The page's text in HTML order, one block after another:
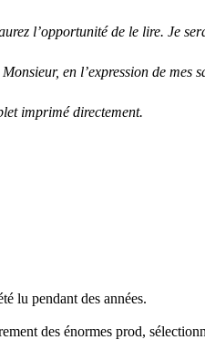
l’opportunité de le lire. Je
en l’expression de mes
imprimé directement.
lu pendant des années.
des énormes prod,